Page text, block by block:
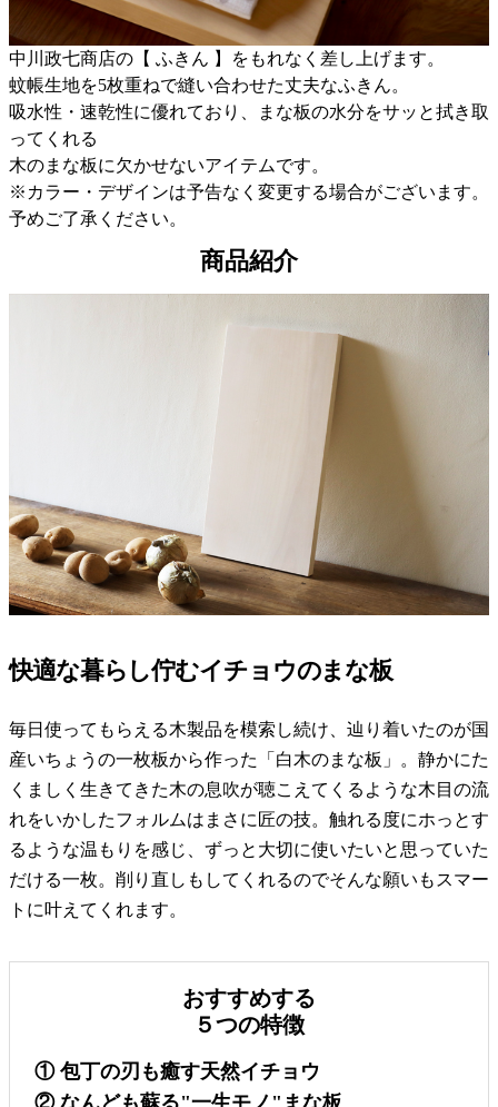
中川政七商店の【 ふきん 】をもれなく差し上げます。
蚊帳生地を5枚重ねで縫い合わせた丈夫なふきん。
吸水性・速乾性に優れており、まな板の水分をサッと拭き取
ってくれる
木のまな板に欠かせないアイテムです。
※カラー・デザインは予告なく変更する場合がございます。
予めご了承ください。
商品紹介
快適な暮らし佇むイチョウのまな板
毎日使ってもらえる木製品を模索し続け、辿り着いたのが国
産いちょうの一枚板から作った「白木のまな板」。静かにた
くましく生きてきた木の息吹が聴こえてくるような木目の流
れをいかしたフォルムはまさに匠の技。触れる度にホっとす
るような温もりを感じ、ずっと大切に使いたいと思っていた
だける一枚。削り直しもしてくれるのでそんな願いもスマー
トに叶えてくれます。
おすすめする
５つの特徴
① 包丁の刃も癒す天然イチョウ